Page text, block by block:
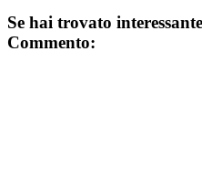
Se hai trovato
Commento: